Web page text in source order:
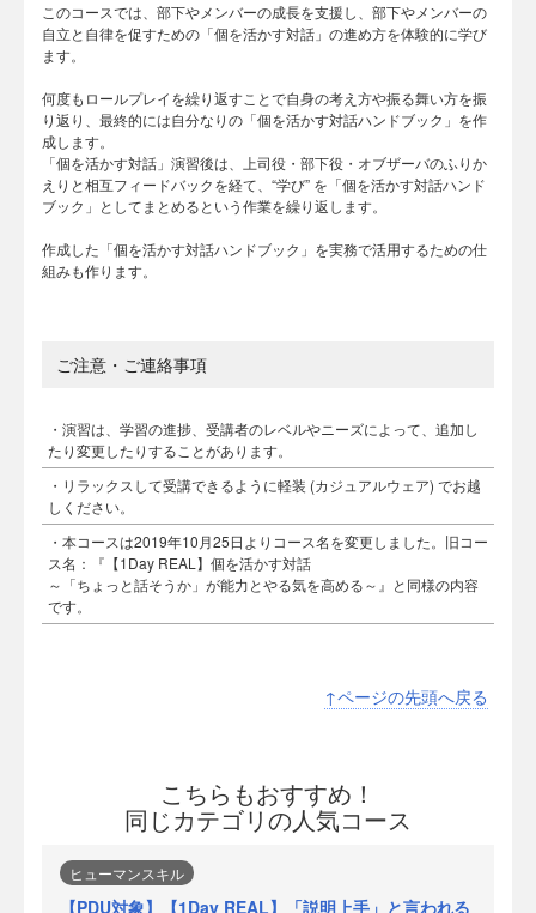
このコースでは、部下やメンバーの成長を支援し、部下やメンバーの
自立と自律を促すための「個を活かす対話」の進め方を体験的に学び
ます。
何度もロールプレイを繰り返すことで自身の考え方や振る舞い方を振
り返り、最終的には自分なりの「個を活かす対話ハンドブック」を作
成します。
「個を活かす対話」演習後は、上司役・部下役・オブザーバのふりか
えりと相互フィードバックを経て、“学び” を「個を活かす対話ハンド
ブック」としてまとめるという作業を繰り返します。
作成した「個を活かす対話ハンドブック」を実務で活用するための仕
組みも作ります。
ご注意・ご連絡事項
・演習は、学習の進捗、受講者のレベルやニーズによって、追加し
たり変更したりすることがあります。
・リラックスして受講できるように軽装 (カジュアルウェア) でお越
しください。
・本コースは2019年10月25日よりコース名を変更しました。旧コー
ス名：『【1Day REAL】個を活かす対話
～「ちょっと話そうか」が能力とやる気を高める～』と同様の内容
です。
↑ページの先頭へ戻る
こちらもおすすめ！
同じカテゴリの人気コース
ヒューマンスキル
【PDU対象】【1Day REAL】「説明上手」と言われる